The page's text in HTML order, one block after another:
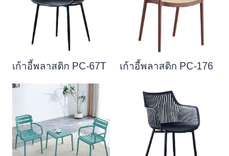
เก้าอี้พลาสติก PC-67T เก้าอี้พลาสติก PC-176